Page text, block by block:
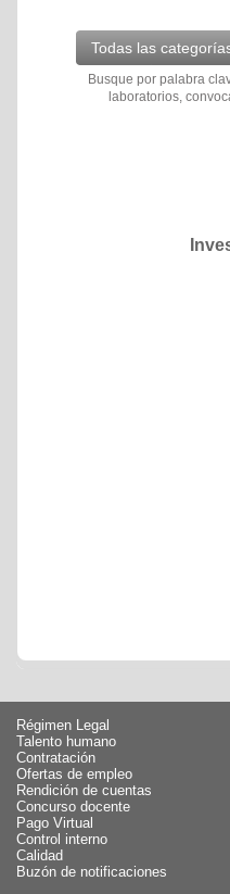
Todas las
Busque por palabra
laboratorios,
Régimen Legal
Talento humano
Contratación
Ofertas de empleo
Rendición de cuentas
Concurso docente
Pago Virtual
Control interno
Calidad
Buzón de notificaciones